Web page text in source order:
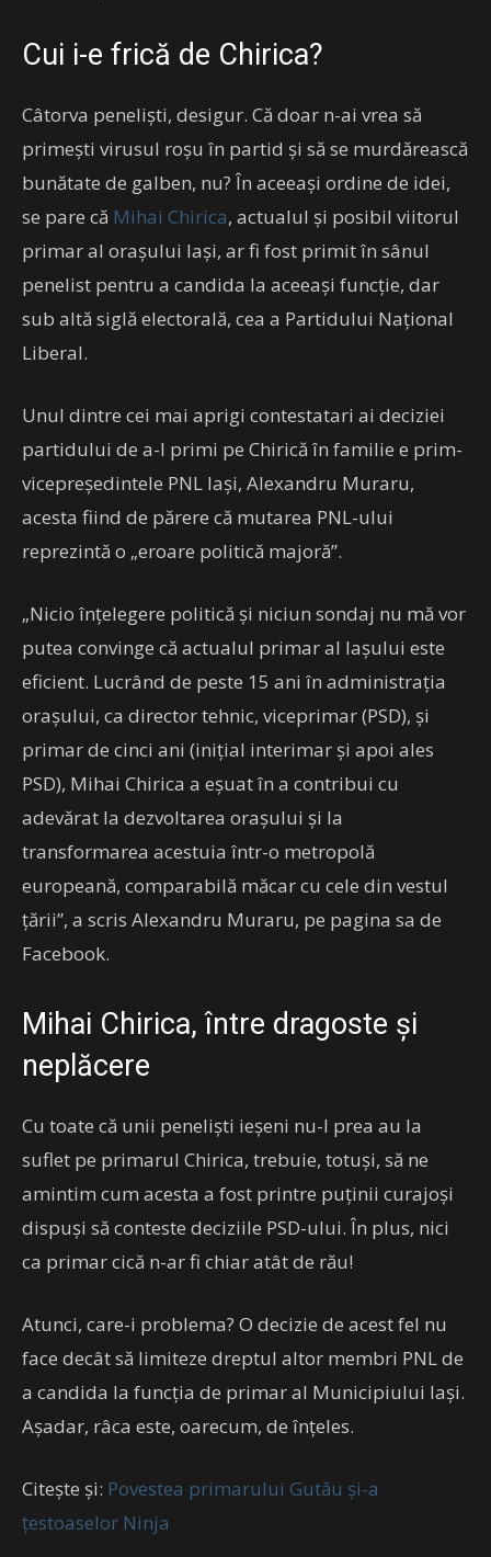
Cui i-e frică de Chirica?
Câtorva peneliști, desigur. Că doar n-ai vrea să
primești virusul roșu în partid și să se murdărească
bunătate de galben, nu? În aceeași ordine de idei,
se pare că Mihai Chirica, actualul și posibil viitorul
primar al orașului Iași, ar fi fost primit în sânul
penelist pentru a candida la aceeași funcție, dar
sub altă siglă electorală, cea a Partidului Național
Liberal.
Unul dintre cei mai aprigi contestatari ai deciziei
partidului de a-l primi pe Chirică în familie e prim-
vicepreședintele PNL Iași, Alexandru Muraru,
acesta fiind de părere că mutarea PNL-ului
reprezintă o „eroare politică majoră”.
„Nicio înțelegere politică și niciun sondaj nu mă vor
putea convinge că actualul primar al Iașului este
eficient. Lucrând de peste 15 ani în administrația
orașului, ca director tehnic, viceprimar (PSD), și
primar de cinci ani (inițial interimar și apoi ales
PSD), Mihai Chirica a eșuat în a contribui cu
adevărat la dezvoltarea orașului și la
transformarea acestuia într-o metropolă
europeană, comparabilă măcar cu cele din vestul
țării”, a scris Alexandru Muraru, pe pagina sa de
Facebook.
Mihai Chirica, între dragoste și
neplăcere
Cu toate că unii peneliști ieșeni nu-l prea au la
suflet pe primarul Chirica, trebuie, totuși, să ne
amintim cum acesta a fost printre puținii curajoși
dispuși să conteste deciziile PSD-ului. În plus, nici
ca primar cică n-ar fi chiar atât de rău!
Atunci, care-i problema? O decizie de acest fel nu
face decât să limiteze dreptul altor membri PNL de
a candida la funcția de primar al Municipiului Iași.
Așadar, râca este, oarecum, de înțeles.
Citește și: Povestea primarului Gutău și-a
țestoaselor Ninja